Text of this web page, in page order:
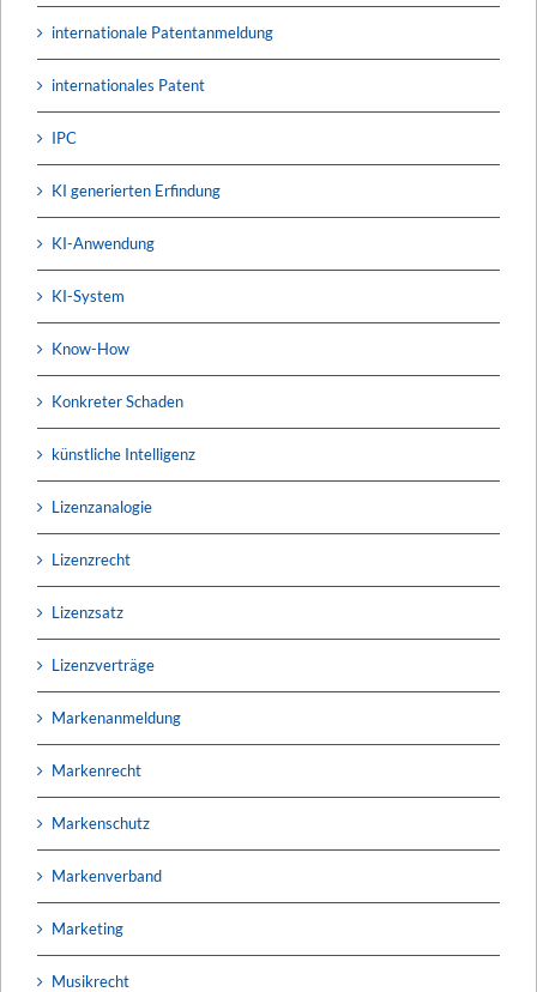
internationale Patentanmeldung
internationales Patent
IPC
KI generierten Erfindung
KI-Anwendung
KI-System
Know-How
Konkreter Schaden
künstliche Intelligenz
Lizenzanalogie
Lizenzrecht
Lizenzsatz
Lizenzverträge
Markenanmeldung
Markenrecht
Markenschutz
Markenverband
Marketing
Musikrecht